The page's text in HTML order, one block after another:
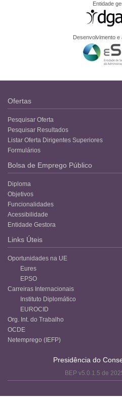
Entidade
Desenvolvimento e
Ofertas
Pesquisar Oferta
Pesquisar Resultados
Listar Oferta Dirigentes Superiores
Formulários
Bolsa de Emprego Público
Diploma
Objetivos
Funcionalidades
Acessibilidade
Entidade Gestora
Links Úteis
Oportunidades na UE
Eures
EPSO
Carreiras Internacionais
Instituto Diplomático
EUROCID
Org. Int. do Trabalho
OCDE
Netemprego (IEFP)
Presidência do
BEP v5.0.1.5 de